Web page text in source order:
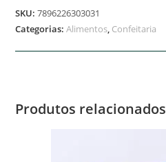
SKU:7896226303031
Categorias:Alimentos, Confeitaria
Produtos relacionados